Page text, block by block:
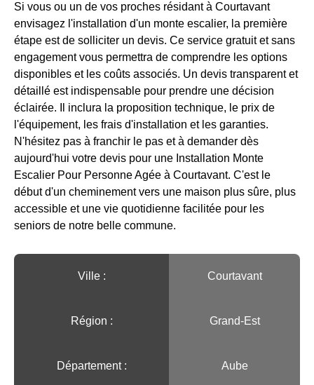
Si vous ou un de vos proches résidant à Courtavant
envisagez l'installation d'un monte escalier, la première
étape est de solliciter un devis. Ce service gratuit et sans
engagement vous permettra de comprendre les options
disponibles et les coûts associés. Un devis transparent et
détaillé est indispensable pour prendre une décision
éclairée. Il inclura la proposition technique, le prix de
l'équipement, les frais d'installation et les garanties.
N'hésitez pas à franchir le pas et à demander dès
aujourd'hui votre devis pour une Installation Monte
Escalier Pour Personne Agée à Courtavant. C'est le
début d'un cheminement vers une maison plus sûre, plus
accessible et une vie quotidienne facilitée pour les
seniors de notre belle commune.
Ville :️ Courtavant
Région :️ Grand-Est
Département : Aube